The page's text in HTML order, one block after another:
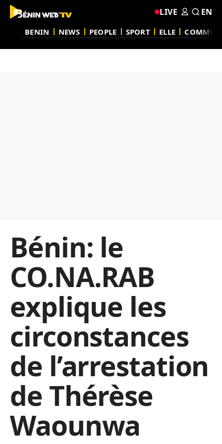
BENIN NEWS PEOPLE SPORT ELLE
LIVE EN
Bénin: le
CO.NA.RAB
explique les
circonstances
de l’arrestation
de Thérèse
Waounwa